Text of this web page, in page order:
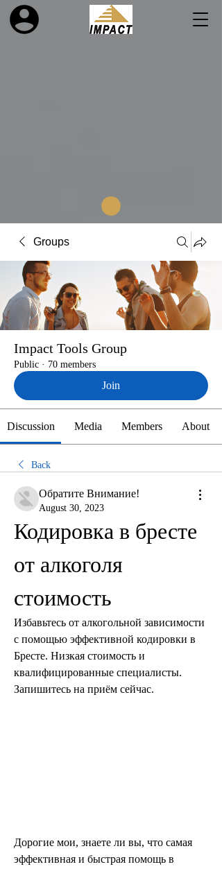
Groups
Impact Tools Group
Public · 70 members
Join
Discussion Media Members About
Back
Обратите Внимание!
August 30, 2023
Кодировка в бресте
от алкоголя
стоимость
Избавьтесь от алкогольной зависимости
с помощью эффективной кодировки в
Бресте. Низкая стоимость и
квалифицированные специалисты.
Запишитесь на приём сейчас.
Дорогие мои, знаете ли вы, что самая
эффективная и быстрая помощь в